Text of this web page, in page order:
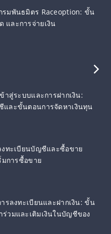
รมพันธมิตร Raceoption: ขั้น
และการจ่ายเงิน
าสู่ระบบและการฝากเงิน:
และขั้นตอนการจัดหาเงินทุน
งทะเบียนบัญชีและซื้อขาย
มการซื้อขาย
รลงทะเบียนและฝากเงิน: ขั้น
ร่วมและเติมเงินในบัญชีของ